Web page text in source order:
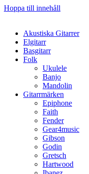
Hoppa till innehåll
Akustiska Gitarrer
Elgitarr
Basgitarr
Folk
Ukulele
Banjo
Mandolin
Gitarrmärken
Epiphone
Faith
Fender
Gear4music
Gibson
Godin
Gretsch
Hartwood